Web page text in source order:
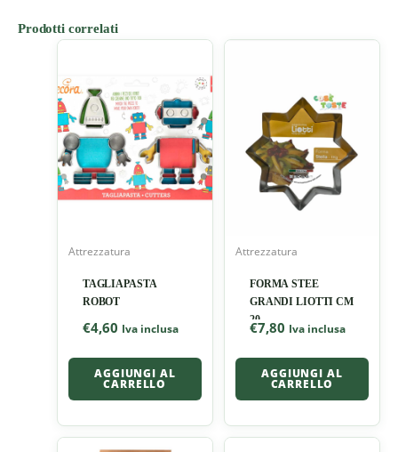
Prodotti correlati
Attrezzatura
TAGLIAPASTA
ROBOT
€4,60 Iva inclusa
AGGIUNGI AL
CARRELLO
Attrezzatura
FORMA STEE
GRANDI LIOTTI CM
20
€7,80 Iva inclusa
AGGIUNGI AL
CARRELLO